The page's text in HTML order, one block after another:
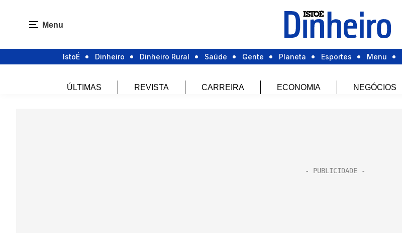
Menu
IstoÉ Dinheiro Dinheiro Rural Saúde Gente Planeta Esportes Menu
ÚLTIMAS REVISTA CARREIRA ECONOMIA NEGÓCIOS